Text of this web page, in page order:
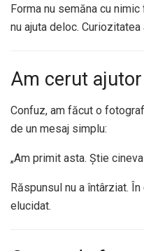
Forma nu semăna cu
nu ajuta deloc. Curiozitatea
Am cerut
Confuz, am făcut o
de un mesaj simplu:
„Am primit asta. Știe
Răspunsul nu a întârziat.
elucidat.